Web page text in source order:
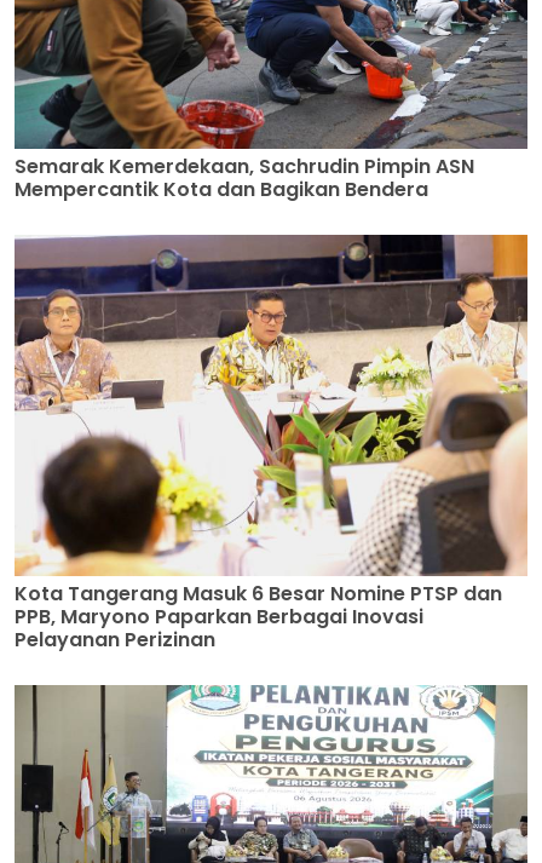
Semarak Kemerdekaan, Sachrudin Pimpin ASN
Mempercantik Kota dan Bagikan Bendera
Kota Tangerang Masuk 6 Besar Nomine PTSP dan
PPB, Maryono Paparkan Berbagai Inovasi
Pelayanan Perizinan